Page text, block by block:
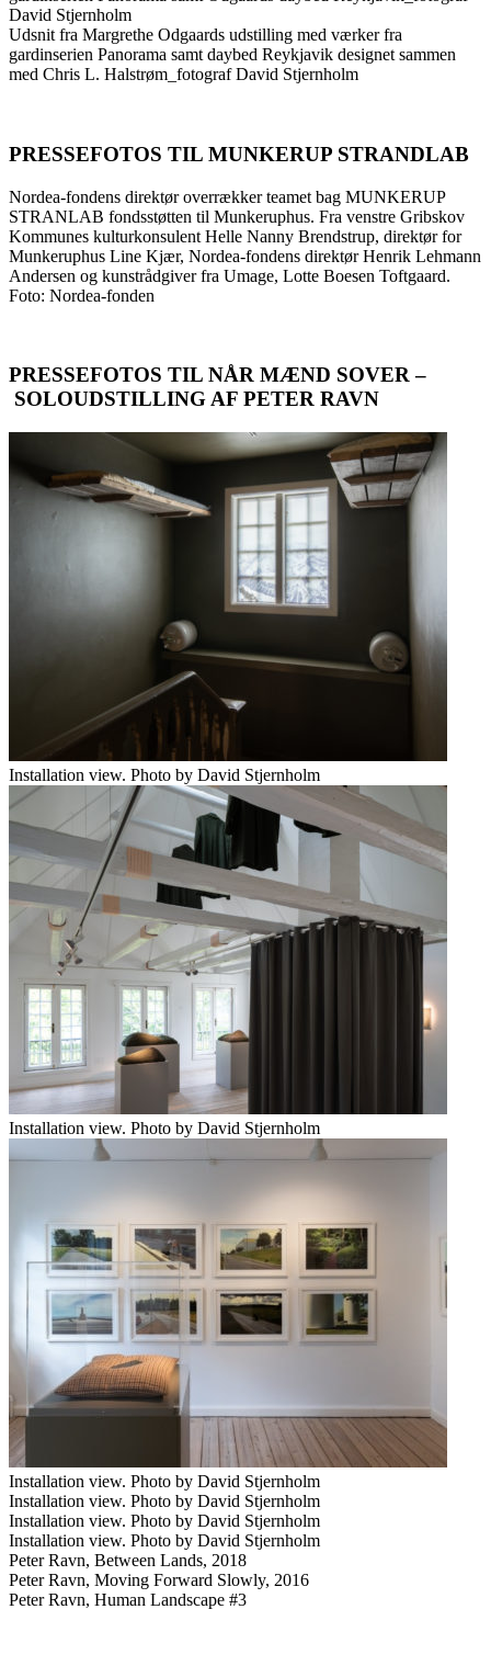
David Stjernholm
Udsnit fra Margrethe Odgaards udstilling med værker fra
gardinserien Panorama samt daybed Reykjavik designet sammen
med Chris L. Halstrøm_fotograf David Stjernholm
PRESSEFOTOS TIL MUNKERUP STRANDLAB
Nordea-fondens direktør overrækker teamet bag MUNKERUP
STRANLAB fondsstøtten til Munkeruphus. Fra venstre Gribskov
Kommunes kulturkonsulent Helle Nanny Brendstrup, direktør for
Munkeruphus Line Kjær, Nordea-fondens direktør Henrik Lehmann
Andersen og kunstrådgiver fra Umage, Lotte Boesen Toftgaard.
Foto: Nordea-fonden
PRESSEFOTOS TIL NÅR MÆND SOVER –
SOLOUDSTILLING AF PETER RAVN
Installation view. Photo by David Stjernholm
Installation view. Photo by David Stjernholm
Installation view. Photo by David Stjernholm
Installation view. Photo by David Stjernholm
Installation view. Photo by David Stjernholm
Installation view. Photo by David Stjernholm
Peter Ravn, Between Lands, 2018
Peter Ravn, Moving Forward Slowly, 2016
Peter Ravn, Human Landscape #3